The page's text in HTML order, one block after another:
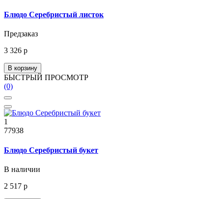
Блюдо Серебристый листок
Предзаказ
3 326 р
В корзину
БЫСТРЫЙ ПРОСМОТР
(0)
1
77938
Блюдо Серебристый букет
В наличии
2 517 р